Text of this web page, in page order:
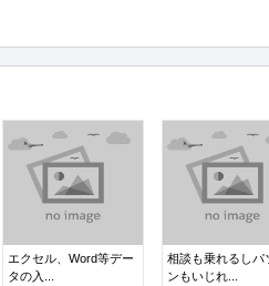
エクセル、Word等デー
タの入...
相談も乗れるしパ
ンもいじれ...